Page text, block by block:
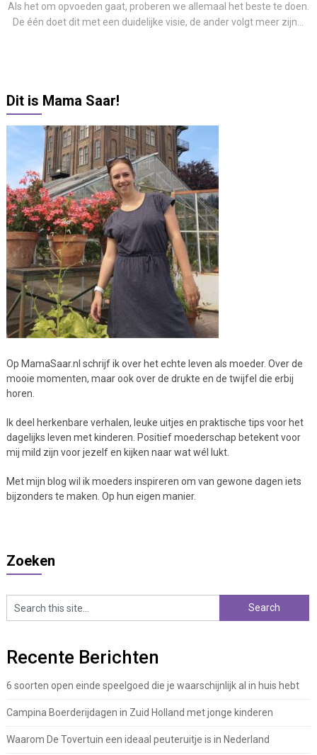
Als het om opvoeden gaat, proberen we allemaal het beste te doen.
De één doet dit met een duidelijke visie, de ander volgt meer zijn...
Dit is Mama Saar!
Op MamaSaar.nl schrijf ik over het echte leven als moeder. Over de
mooie momenten, maar ook over de drukte en de twijfel die erbij
horen.
Ik deel herkenbare verhalen, leuke uitjes en praktische tips voor het
dagelijks leven met kinderen. Positief moederschap betekent voor
mij mild zijn voor jezelf en kijken naar wat wél lukt.
Met mijn blog wil ik moeders inspireren om van gewone dagen iets
bijzonders te maken. Op hun eigen manier.
Zoeken
Recente Berichten
6 soorten open einde speelgoed die je waarschijnlijk al in huis hebt
Campina Boerderijdagen in Zuid Holland met jonge kinderen
Waarom De Tovertuin een ideaal peuteruitje is in Nederland